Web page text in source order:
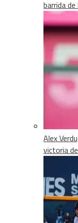
barrida
Alex
victoria